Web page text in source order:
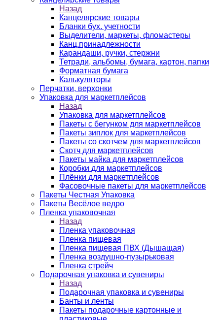
Назад
Канцелярские товары
Бланки бух. учетности
Выделители, маркеты, фломастеры
Канц.принадлежности
Карандаши, ручки, стержни
Тетради, альбомы, бумага, картон, папки
Форматная бумага
Калькуляторы
Перчатки, верхонки
Упаковка для маркетплейсов
Назад
Упаковка для маркетплейсов
Пакеты с бегунком для маркетплейсов
Пакеты зиплок для маркетплейсов
Пакеты со скотчем для маркетплейсов
Скотч для маркетплейсов
Пакеты майка для маркетплейсов
Коробки для маркетплейсов
Плёнки для маркетплейсов
Фасовочные пакеты для маркетплейсов
Пакеты Честная Упаковка
Пакеты Весёлое ведро
Пленка упаковочная
Назад
Пленка упаковочная
Пленка пищевая
Пленка пищевая ПВХ (Дышащая)
Пленка воздушно-пузырьковая
Пленка стрейч
Подарочная упаковка и сувениры
Назад
Подарочная упаковка и сувениры
Банты и ленты
Пакеты подарочные картонные и